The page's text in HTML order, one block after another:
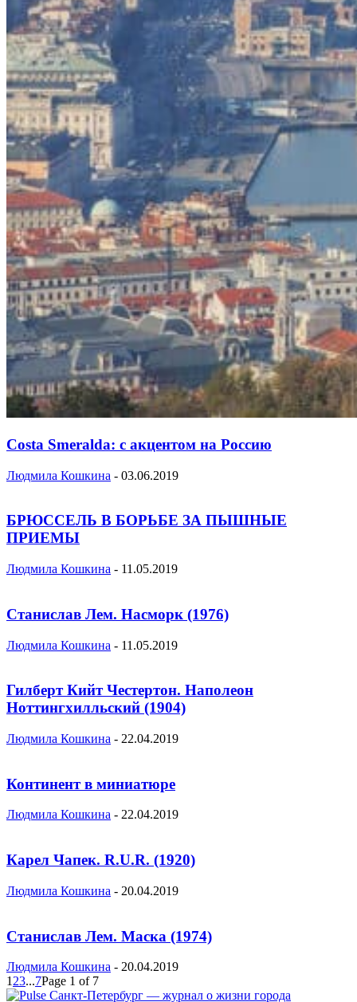
Costa Smeralda: с акцентом на Россию
Людмила Кошкина - 03.06.2019
БРЮССЕЛЬ В БОРЬБЕ ЗА ПЫШНЫЕ
ПРИЕМЫ
Людмила Кошкина - 11.05.2019
Станислав Лем. Насморк (1976)
Людмила Кошкина - 11.05.2019
Гилберт Кийт Честертон. Наполеон
Ноттингхилльский (1904)
Людмила Кошкина - 22.04.2019
Континент в миниатюре
Людмила Кошкина - 22.04.2019
Карел Чапек. R.U.R. (1920)
Людмила Кошкина - 20.04.2019
Станислав Лем. Маска (1974)
Людмила Кошкина - 20.04.2019
1 23...7Page 1 of 7